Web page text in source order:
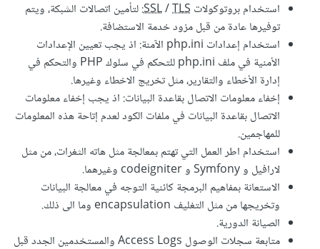
استخدام بروتوكولات SSL/TLS
: لتأمين اتصالات الشبكة، ويتم
توفيرها عادة من قبل مزود خدمة الاستضافة.
استخدام إعدادات php.ini الآمنة: اذ يجب تعيين الإعدادات
الأمنية في ملف php.ini للتحكم في سلوك PHP والتحكم في
إدارة الأخطاء والتقارير، مثل تخريج الاخطاء وغيرها.
إخفاء معلومات الاتصال بقاعدة البيانات: اذ يجب إخفاء معلومات
الاتصال بقاعدة البيانات في ملفات الكود لعدم إتاحة هذه المعلومات
للمهاجمين.
استخدام اطر العمل التي تهتم بمعالجة مثل هاته الثغرات، من مثل
لارافيل و Symfony و codeigniter وغيرهما.
الاستعانة بمفاهيم البرمجة كائنية التوجه في معالجة البيانات
وتخريجها من مثل التغليف encapsulation وما الى ذلك.
الصيانة الدورية.
متابعة سجلات الوصول Access Logs والمستخدمين الجدد قبل